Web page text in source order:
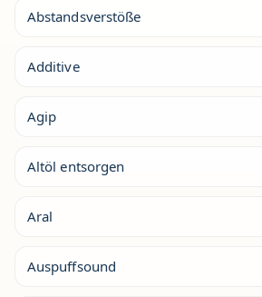
Abstandsverstöße
Additive
Agip
Altöl entsorgen
Aral
Auspuffsound